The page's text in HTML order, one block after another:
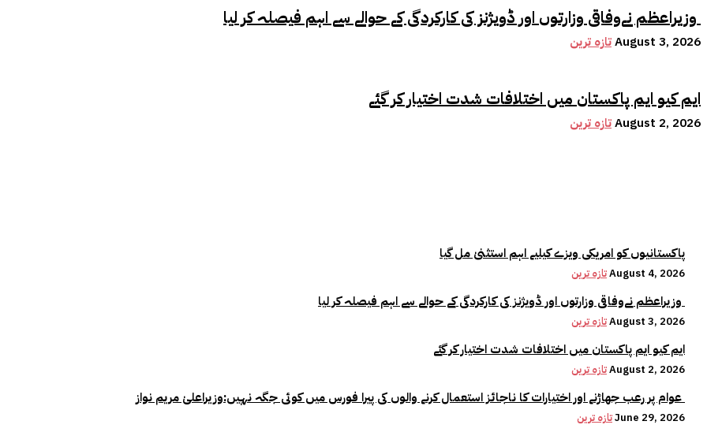
وزیراعظم نےوفاقی وزارتوں اور ڈویژنز کی کارکردگی کے حوالے سے اہم فیصلہ کر لیا
تازہ ترینAugust 3, 2026
ایم کیو ایم پاکستان میں اختلافات شدت اختیار کر گئے
تازہ ترینAugust 2, 2026
پاکستانیوں کو امریکی ویزے کیلیے اہم استثنیٰ مل گیا
تازہ ترینAugust 4, 2026
تازہ ترینAugust 3, 2026
ایم کیو ایم پاکستان میں اختلافات شدت اختیار کر گئے
تازہ ترینAugust 2, 2026
تازہ ترینJune 29, 2026